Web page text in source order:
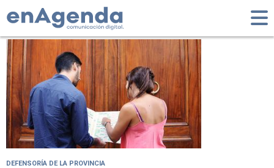
Tag: desalojo
DEFENSORÍA DE LA PROVINCIA